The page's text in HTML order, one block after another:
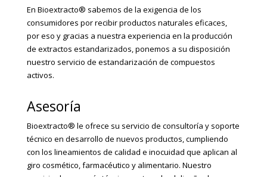
En Bioextracto® sabemos de la exigencia de los
consumidores por recibir productos naturales eficaces,
por eso y gracias a nuestra experiencia en la producción
de extractos estandarizados, ponemos a su disposición
nuestro servicio de estandarización de compuestos
activos.
Asesoría
Bioextracto® le ofrece su servicio de consultoría y soporte
técnico en desarrollo de nuevos productos, cumpliendo
con los lineamientos de calidad e inocuidad que aplican al
giro cosmético, farmacéutico y alimentario. Nuestro